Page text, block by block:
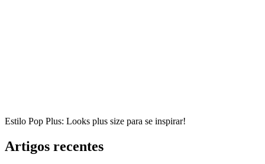
Estilo Pop Plus: Looks plus size para se inspirar!
Artigos recentes